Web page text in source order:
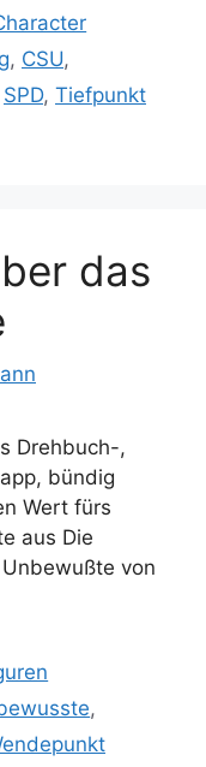
, CSU,
SPD, Tiefpunkt
das
Drehbuch-,
bündig
Wert fürs
aus Die
von
,